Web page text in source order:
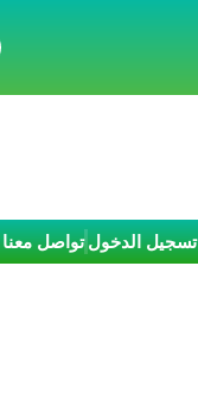
تسجيل الدخولتواصل معنا